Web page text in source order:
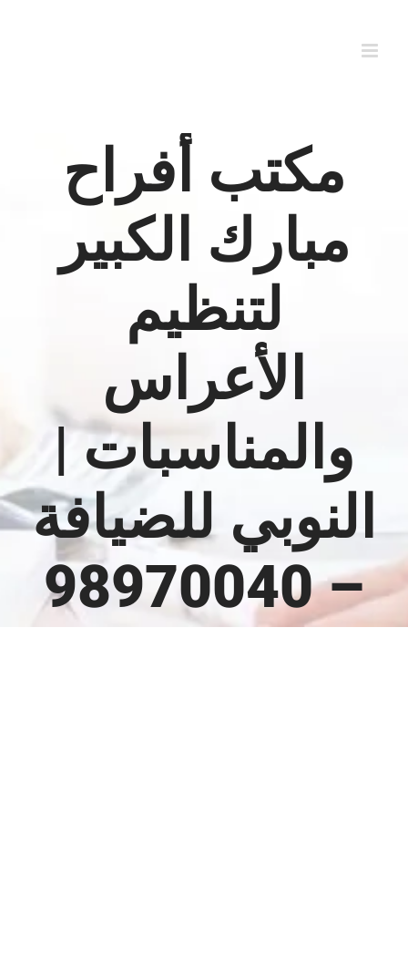
مكتب أفراح
مبارك الكبير
لتنظيم
الأعراس
والمناسبات |
النوبي للضيافة
– 98970040